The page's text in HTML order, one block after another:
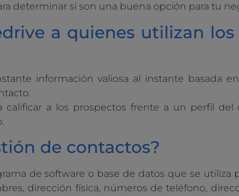
determinar si son una buena opción para tu
a quienes utilizan
información valiosa al instante basada
calificar a los prospectos frente a un perfil del
de contactos?
de software o base de datos que se utiliza
dirección física, números de teléfono,